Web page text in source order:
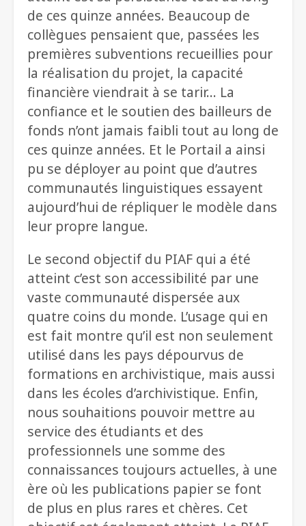
de ces quinze années. Beaucoup de
collègues pensaient que, passées les
premières subventions recueillies pour
la réalisation du projet, la capacité
financière viendrait à se tarir… La
confiance et le soutien des bailleurs de
fonds n’ont jamais faibli tout au long de
ces quinze années. Et le Portail a ainsi
pu se déployer au point que d’autres
communautés linguistiques essayent
aujourd’hui de répliquer le modèle dans
leur propre langue.
Le second objectif du PIAF qui a été
atteint c’est son accessibilité par une
vaste communauté dispersée aux
quatre coins du monde. L’usage qui en
est fait montre qu’il est non seulement
utilisé dans les pays dépourvus de
formations en archivistique, mais aussi
dans les écoles d’archivistique. Enfin,
nous souhaitions pouvoir mettre au
service des étudiants et des
professionnels une somme des
connaissances toujours actuelles, à une
ère où les publications papier se font
de plus en plus rares et chères. Cet